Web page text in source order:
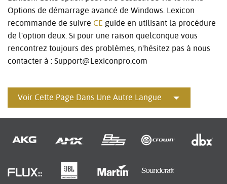
Options de démarrage avancé de Windows. Lexicon
recommande de suivre CE guide en utilisant la procédure
de l'option deux. Si pour une raison quelconque vous
rencontrez toujours des problèmes, n'hésitez pas à nous
contacter à : Support@Lexiconpro.com
Voir Cette Page Dans Une Autre Langue